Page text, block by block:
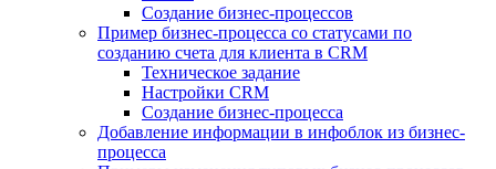
Создание бизнес-процессов
Пример бизнес-процесса со статусами по
созданию счета для клиента в CRM
Техническое задание
Настройки CRM
Создание бизнес-процесса
Добавление информации в инфоблок из бизнес-
процесса